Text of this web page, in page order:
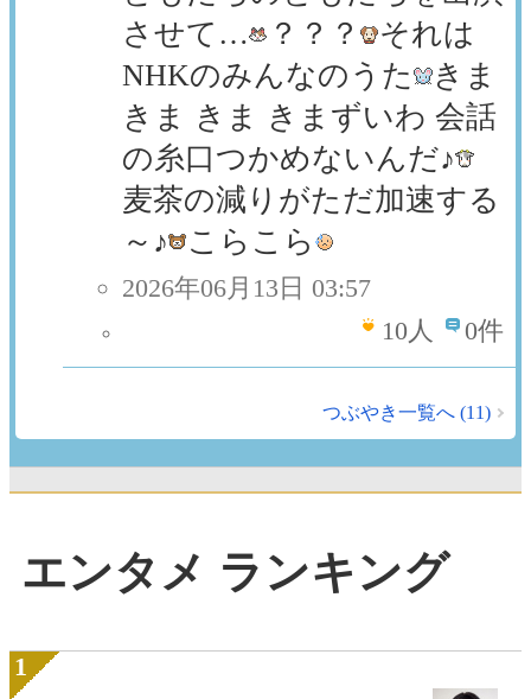
させて…
？？？
それは
NHKのみんなのうた
きま
きま きま きまずいわ 会話
の糸口つかめないんだ♪
麦茶の減りがただ加速する
～♪
こらこら
2026年06月13日 03:57
10人 0件
つぶやき一覧へ (11)
エンタメ ランキング